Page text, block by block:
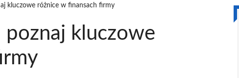
kluczowe różnice w finansach firmy
kluczowe